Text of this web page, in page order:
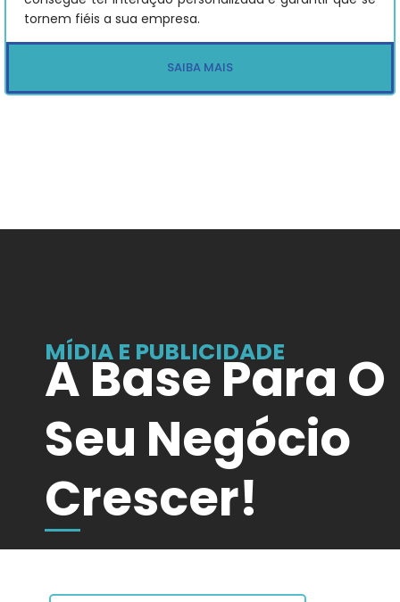
tornem fiéis a sua empresa.
SAIBA MAIS
MÍDIA E PUBLICIDADE
A Base Para O
Seu Negócio
Crescer!